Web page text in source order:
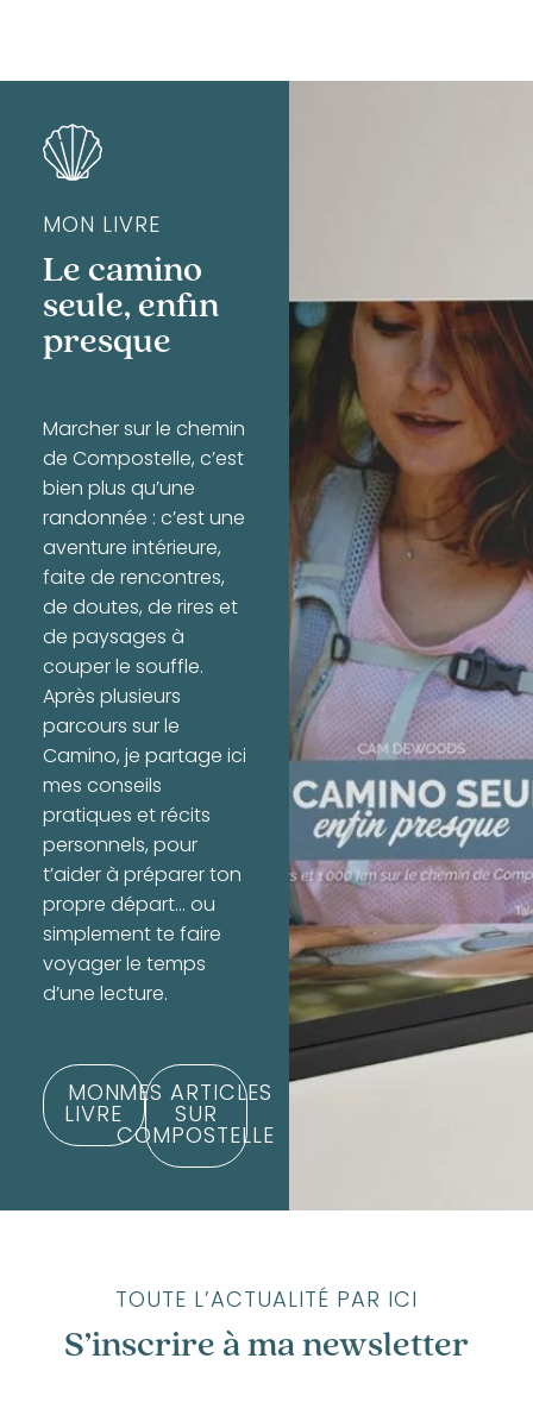
MON LIVRE
Le camino
seule, enfin
presque
Marcher sur le chemin
de Compostelle, c’est
bien plus qu’une
randonnée : c’est une
aventure intérieure,
faite de rencontres,
de doutes, de rires et
de paysages à
couper le souffle.
Après plusieurs
parcours sur le
Camino, je partage ici
mes conseils
pratiques et récits
personnels, pour
t’aider à préparer ton
propre départ… ou
simplement te faire
voyager le temps
d’une lecture.
MON
LIVRE
MES ARTICLES
SUR
COMPOSTELLE
TOUTE L’ACTUALITÉ PAR ICI
S’inscrire à ma newsletter